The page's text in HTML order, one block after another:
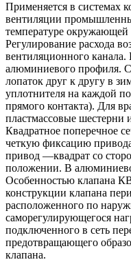
Применяется в системах
вентиляции
температуре окружающей
Регулирование расхода
вентиляционного
алюминиевого профиля.
лопаток друг к другу в
уплотнителя на каждой
прямого контакта). Для
пластмассовые
Квадратное поперечное
четкую фиксацию
привод —квадрат со
положении. В
Особенностью клапана
конструкции клапана
расположенного по
саморегулирующегося
подключенного в сеть
предотвращающего
клапана.